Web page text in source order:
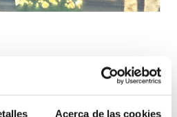
Acerca de las cookies